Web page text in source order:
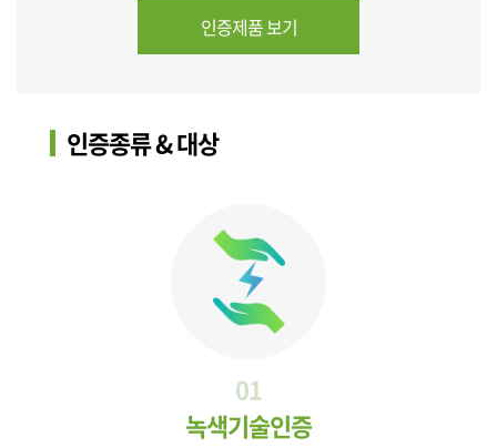
인증제품 보기
인증종류 & 대상
01
녹색기술인증